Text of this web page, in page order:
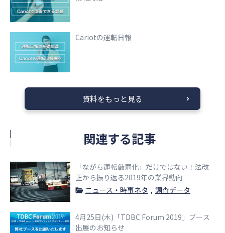
Cariotの運転日報
資料をもっと見る
関連する記事
「ながら運転厳罰化」だけではない！法改
正から振り返る2019年の業界動向
ニュース・時事ネタ
調査データ
4月25日(木)「TDBC Forum 2019」ブース
出展のお知らせ